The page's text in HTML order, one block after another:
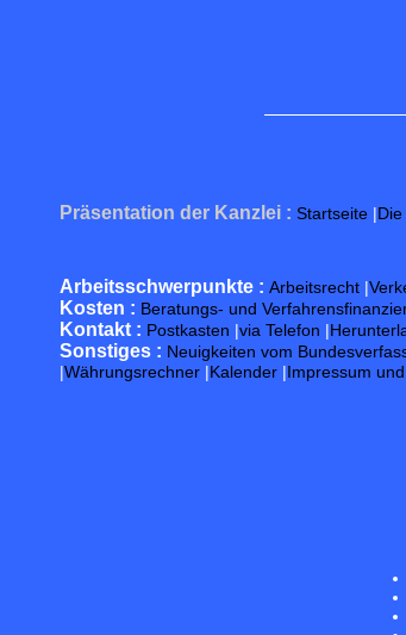
Präsentation der Kanzlei : Startseite |
Arbeitsschwerpunkte : Arbeitsrecht |
Kosten : Beratungs- und
Kontakt : Postkasten |via Telefon |
Sonstiges : Neuigkeiten vom
|Währungsrechner |Kalender |Impressum